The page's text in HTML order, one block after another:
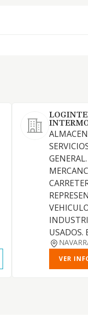
USADOS.
VER